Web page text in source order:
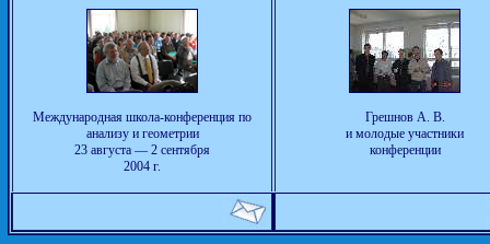
Международная школа-конференция по
анализу и геометрии
23 августа — 2 сентября
2004 г.
Грешнов А. В.
и молодые участники
конференции